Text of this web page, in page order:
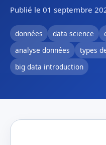
Publié le 01 septembre
données data science
analyse données
types
big data introduction